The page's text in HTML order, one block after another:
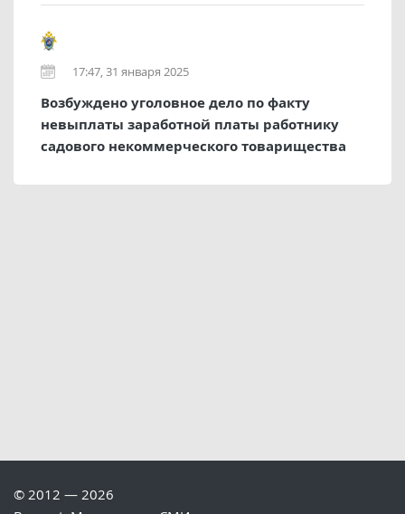
17:47, 31 января 2025
Возбуждено уголовное дело по факту
невыплаты заработной платы работнику
садового некоммерческого товарищества
© 2012 — 2026